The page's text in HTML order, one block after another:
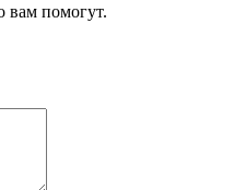
вам помогут.